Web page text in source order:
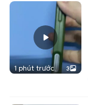
1 phút trước 3